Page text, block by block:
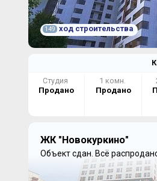
149 ход строительства
Студия
Продано
1 комн.
Продано
ЖК "Новокуркино"
Объект сдан. Всё